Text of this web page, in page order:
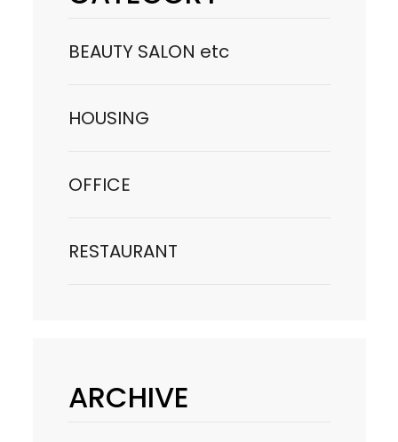
BEAUTY SALON etc
HOUSING
OFFICE
RESTAURANT
ARCHIVE